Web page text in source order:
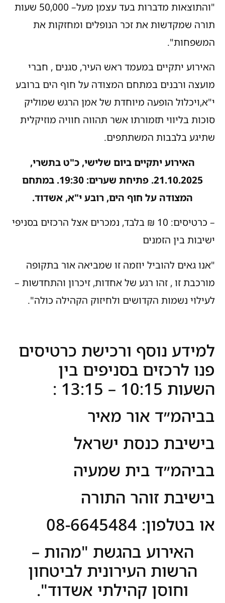
"והתוצאות מדברות בעד עצמן מעל– 50,000 שעות
תורה שמקדשות את זכר הנופלים ומחזקות את
המשפחות".
האירוע יתקיים במעמד ראש העיר, סגנים , חברי
מועצה ורבנים במתחם המצודה על חוף הים ברובע
י"א,ויכלול הופעה מיוחדת של אמן הרגש שמוליק
סוכות בליווי תזמורתו אשר תהווה חוויה מוזיקלית
שתיגע בלבבות המשתתפים.
האירוע יתקיים ביום שלישי, כ"ט בתשרי,
21.10.2025. פתיחת שערים: 19:30.
במתחם
המצודה על חוף הים, רובע י"א, אשדוד.
– כרטיסים: 10 ₪ בלבד, נמכרים אצל הרכזים בסניפי
ישיבות בין הזמנים
"אנו גאים להוביל יוזמה זו שמביאה אור בתקופה
מורכבת זו , זהו רגע של אחדות, זיכרון והתחדשות –
לעילוי נשמות הקדושים ולחיזוק הקהילה כולה".
למידע נוסף ורכישת כרטיסים
פנו לרכזים בסניפים בין
השעות 10:15 – 13:15 :
בביהמ״ד אור מאיר
בישיבת כנסת ישראל
בביהמ״ד בית שמעיה
בישיבת זוהר התורה
או בטלפון: 08-6645484
האירוע בהגשת "מהות –
הרשות העירונית לביטחון
וחוסן קהילתי אשדוד".